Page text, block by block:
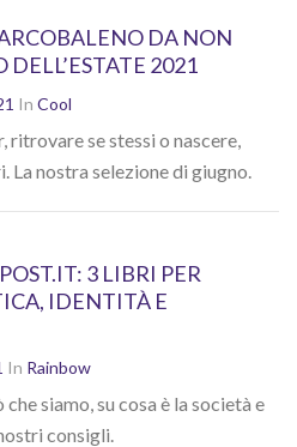
DA NON
DELL’ESTATE 2021
In Cool
ritrovare se stessi o nascere,
La nostra selezione di giugno.
3 LIBRI PER
IDENTITÀ E
In Rainbow
siamo, su cosa è la società e
consigli.